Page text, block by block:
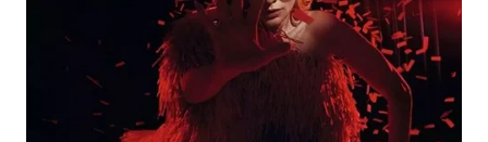
SUMEDANG